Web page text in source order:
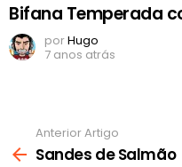
Bifana Temperada
porHugo
7 anos atrás
mais
Anterior Artigo
Sandes de Salmão